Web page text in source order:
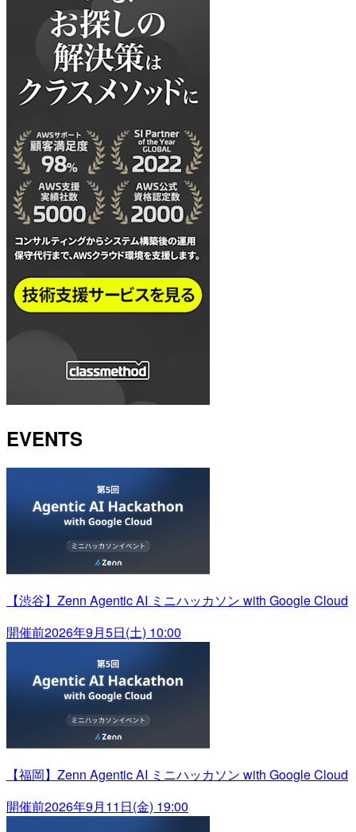
EVENTS
【渋谷】Zenn Agentic AI ミニハッカソン with Google Cloud
開催前2026年9月5日(土) 10:00
【福岡】Zenn Agentic AI ミニハッカソン with Google Cloud
開催前2026年9月11日(金) 19:00